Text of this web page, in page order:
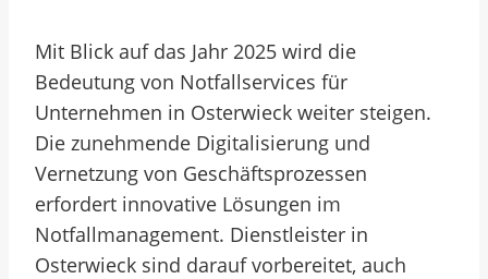
Mit Blick auf das Jahr 2025 wird die
Bedeutung von Notfallservices für
Unternehmen in Osterwieck weiter steigen.
Die zunehmende Digitalisierung und
Vernetzung von Geschäftsprozessen
erfordert innovative Lösungen im
Notfallmanagement. Dienstleister in
Osterwieck sind darauf vorbereitet, auch